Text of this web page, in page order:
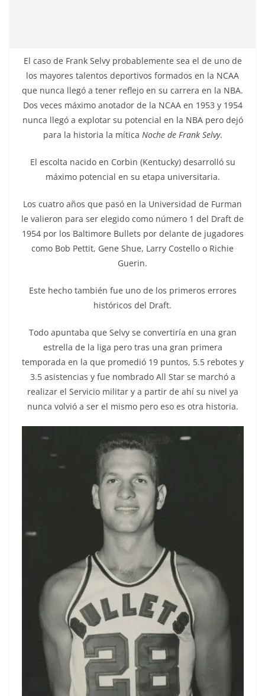
El caso de Frank Selvy probablemente sea el de uno de
los mayores talentos deportivos formados en la NCAA
que nunca llegó a tener reflejo en su carrera en la NBA.
Dos veces máximo anotador de la NCAA en 1953 y 1954
nunca llegó a explotar su potencial en la NBA pero dejó
para la historia la mítica Noche de Frank Selvy.
El escolta nacido en Corbin (Kentucky) desarrolló su
máximo potencial en su etapa universitaria.
Los cuatro años que pasó en la Universidad de Furman
le valieron para ser elegido como número 1 del Draft de
1954 por los Baltimore Bullets por delante de jugadores
como Bob Pettit, Gene Shue, Larry Costello o Richie
Guerin.
Este hecho también fue uno de los primeros errores
históricos del Draft.
Todo apuntaba que Selvy se convertiría en una gran
estrella de la liga pero tras una gran primera
temporada en la que promedió 19 puntos, 5.5 rebotes y
3.5 asistencias y fue nombrado All Star se marchó a
realizar el Servicio militar y a partir de ahí su nivel ya
nunca volvió a ser el mismo pero eso es otra historia.